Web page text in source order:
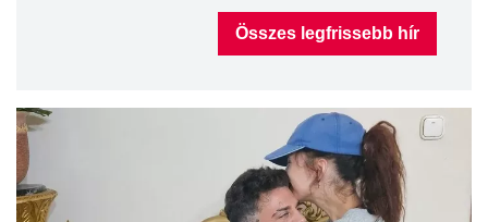
Összes legfrissebb hír